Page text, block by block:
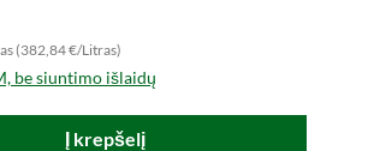
(382,84 €/Litras)
be siuntimo išlaidų
Į krepšelį